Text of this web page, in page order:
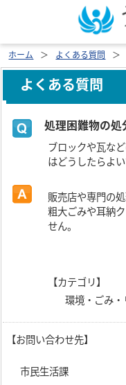
ホーム よくある質問
よくある質問
処理困難物の処
ブロックや瓦な
はどうしたらよ
販売店や専門の
粗大ごみや耳納
せん。
【カテゴリ】
環境・ごみ
【お問い合わせ先】
市民生活課